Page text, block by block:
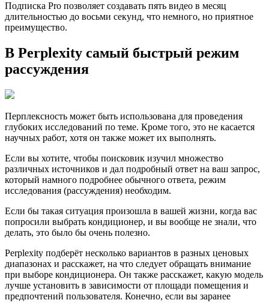
Подписка Pro позволяет создавать пять видео в месяц
длительностью до восьми секунд, что немного, но приятное
преимущество.
В Perplexity самый быстрый режим
рассуждения
Перплексность может быть использована для проведения
глубоких исследований по теме. Кроме того, это не касается
научных работ, хотя он также может их выполнять.
Если вы хотите, чтобы поисковик изучил множество
различных источников и дал подробный ответ на ваш запрос,
который намного подробнее обычного ответа, режим
исследования (рассуждения) необходим.
Если бы такая ситуация произошла в вашей жизни, когда вас
попросили выбрать кондиционер, и вы вообще не знали, что
делать, это было бы очень полезно.
Perplexity подберёт несколько вариантов в разных ценовых
диапазонах и расскажет, на что следует обращать внимание
при выборе кондиционера. Он также расскажет, какую модель
лучше установить в зависимости от площади помещения и
предпочтений пользователя. Конечно, если вы заранее